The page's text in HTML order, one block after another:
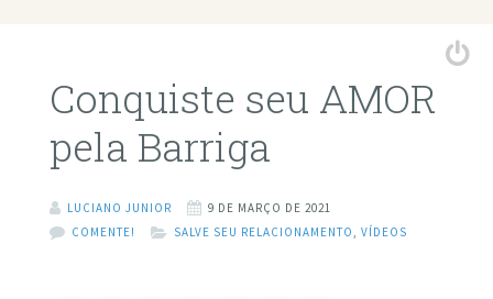
Conquiste seu AMOR
pela Barriga
LUCIANO JUNIOR
9 DE MARÇO DE 2021
COMENTE!
SALVE SEU RELACIONAMENTO VÍDEOS